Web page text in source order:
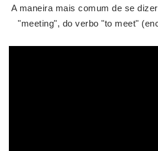
A maneira mais comum de se
"meeting", do verbo "to meet"